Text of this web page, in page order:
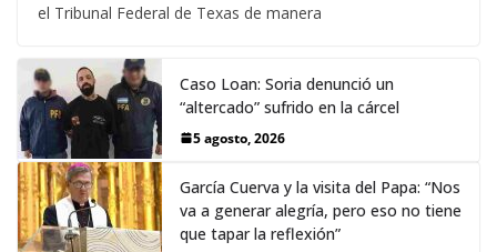
el Tribunal Federal de Texas de manera
Caso Loan: Soria denunció un
“altercado” sufrido en la cárcel
5 agosto, 2026
García Cuerva y la visita del Papa: “Nos
va a generar alegría, pero eso no tiene
que tapar la reflexión”